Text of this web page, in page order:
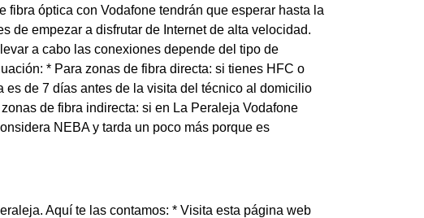
óptica con Vodafone tendrán que esperar hasta la
de empezar a disfrutar de Internet de alta velocidad.
a cabo las conexiones depende del tipo de
* Para zonas de fibra directa: si tienes HFC o
de 7 días antes de la visita del técnico al domicilio
de fibra indirecta: si en La Peraleja Vodafone
NEBA y tarda un poco más porque es
Aquí te las contamos: * Visita esta página web